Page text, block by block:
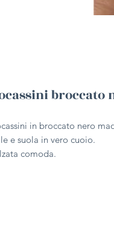
broccato
in broccato nero
e suola in vero cuoio.
comoda.